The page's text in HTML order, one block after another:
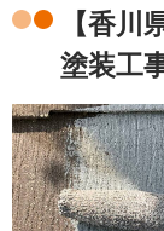
【香
塗装工